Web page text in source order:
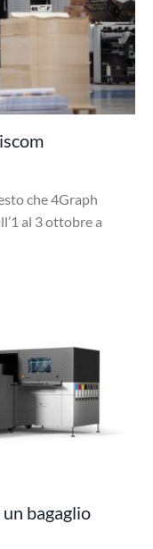
che 4Graph
al 3 ottobre a
bagaglio